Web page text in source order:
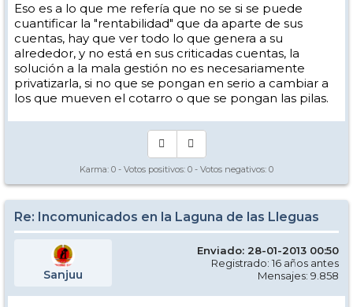
Eso es a lo que me refería que no se si se puede
cuantificar la "rentabilidad" que da aparte de sus
cuentas, hay que ver todo lo que genera a su
alrededor, y no está en sus criticadas cuentas, la
solución a la mala gestión no es necesariamente
privatizarla, si no que se pongan en serio a cambiar a
los que mueven el cotarro o que se pongan las pilas.
Karma: 0 - Votos positivos: 0 - Votos negativos: 0
Re: Incomunicados en la Laguna de las Lleguas
Sanjuu
Enviado: 28-01-2013 00:50
Registrado: 16 años antes
Mensajes: 9.858